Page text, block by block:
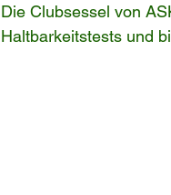
Die Clubsessel von
Haltbarkeitstests und